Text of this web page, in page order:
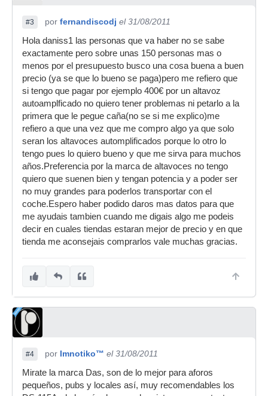
#3 por fernandiscodj el 31/08/2011
Hola daniss1 las personas que va haber no se sabe
exactamente pero sobre unas 150 personas mas o
menos por el presupuesto busco una cosa buena a buen
precio (ya se que lo bueno se paga)pero me refiero que
si tengo que pagar por ejemplo 400€ por un altavoz
autoamplficado no quiero tener problemas ni petarlo a la
primera que le pegue caña(no se si me explico)me
refiero a que una vez que me compro algo ya que solo
seran los altavoces automplificados porque lo otro lo
tengo pues lo quiero bueno y que me sirva para muchos
años.Preferencia por la marca de altavoces no tengo
quiero que suenen bien y tengan potencia y a poder ser
no muy grandes para poderlos transportar con el
coche.Espero haber podido daros mas datos para que
me ayudais tambien cuando me digais algo me podeis
decir en cuales tiendas estaran mejor de precio y en que
tienda me aconsejais comprarlos vale muchas gracias.
#4 por Imnotiko™ el 31/08/2011
Mirate la marca Das, son de lo mejor para aforos
pequeños, pubs y locales así, muy recomendables los